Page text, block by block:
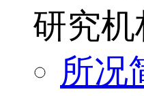
研究
所况